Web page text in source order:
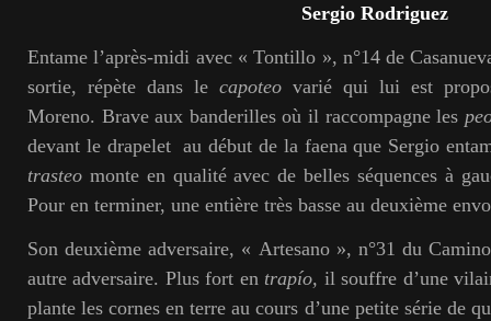
Sergio Rodriguez
Entame l’après-midi avec « Tontillo », n°14 de
sortie, répète dans le capoteo varié qui lui est
Moreno. Brave aux banderilles où il raccompagne les
devant le drapelet au début de la faena que Sergio
trasteo monte en qualité avec de belles séquences à
Pour en terminer, une entière très basse au deuxième
Son deuxième adversaire, « Artesano », n°31 du
autre adversaire. Plus fort en trapío, il souffre d’une
plante les cornes en terre au cours d’une petite série de